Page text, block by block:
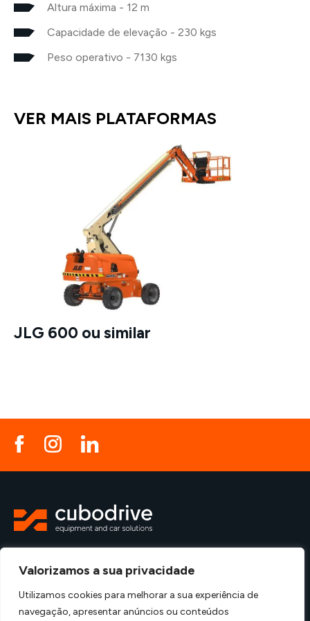
Valorizamos a sua privacidade
Utilizamos cookies para melhorar a sua experiência de
navegação, apresentar anúncios ou conteúdos
Altura máxima - 12 m
Capacidade de elevação - 230 kgs
Peso operativo - 7130 kgs
VER MAIS PLATAFORMAS
JLG 600 ou similar
Política de Privacidade Política de Qualidade
Criado por